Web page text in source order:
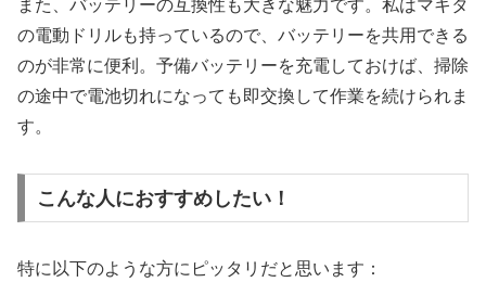
また、バッテリーの互換性も大きな魅力です。私はマキタ
の電動ドリルも持っているので、バッテリーを共用できる
のが非常に便利。予備バッテリーを充電しておけば、掃除
の途中で電池切れになっても即交換して作業を続けられま
す。
こんな人におすすめしたい！
特に以下のような方にピッタリだと思います：